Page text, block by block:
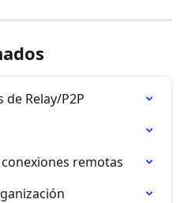
Relay/P2P
remotas